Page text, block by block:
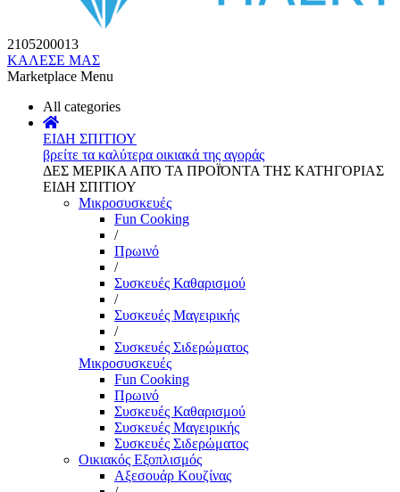
2105200013
ΚΑΛΕΣΕ ΜΑΣ
Marketplace Menu
All categories
ΕΙΔΗ ΣΠΙΤΙΟΥ
βρείτε τα καλύτερα οικιακά της αγοράς
ΔΕΣ ΜΕΡΙΚΑ ΑΠΌ ΤΑ ΠΡΟΪΌΝΤΑ ΤΗΣ ΚΑΤΗΓΟΡΙΑΣ
ΕΙΔΗ ΣΠΙΤΙΟΥ
Μικροσυσκευές
Fun Cooking
/
Πρωινό
/
Συσκευές Καθαρισμού
/
Συσκευές Μαγειρικής
/
Συσκευές Σιδερώματος
Μικροσυσκευές
Fun Cooking
Πρωινό
Συσκευές Καθαρισμού
Συσκευές Μαγειρικής
Συσκευές Σιδερώματος
Οικιακός Εξοπλισμός
Αξεσουάρ Κουζίνας